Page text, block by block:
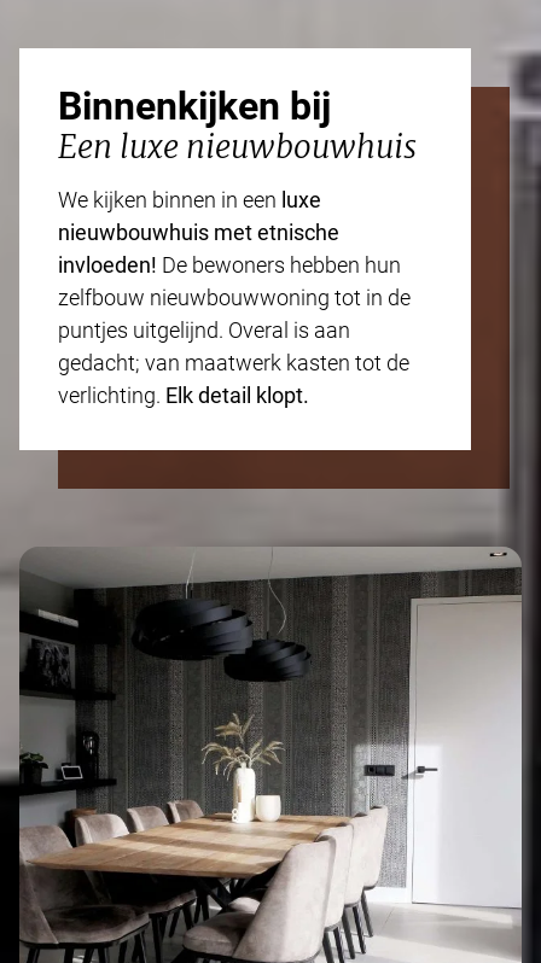
Binnenkijken bij
Een luxe nieuwbouwhuis
We kijken binnen in een luxe
nieuwbouwhuis met etnische
invloeden! De bewoners hebben hun
zelfbouw nieuwbouwwoning tot in de
puntjes uitgelijnd. Overal is aan
gedacht; van maatwerk kasten tot de
verlichting. Elk detail klopt.